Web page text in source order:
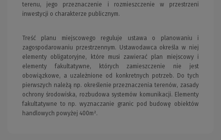
terenu, jego przeznaczenie i rozmieszczenie w przestrzeni
inwestycji o charakterze publicznym.
Treść planu miejscowego reguluje ustawa o planowaniu i
zagospodarowaniu przestrzennym. Ustawodawca określa w niej
elementy obligatoryjne, które musi zawierać plan miejscowy i
elementy fakultatywne, których zamieszczenie nie jest
obowiązkowe, a uzależnione od konkretnych potrzeb. Do tych
pierwszych należą np. określenie przeznaczenia terenów, zasady
ochrony środowiska, rozbudowa systemów komunikacji. Elementy
fakultatywne to np. wyznaczanie granic pod budowę obiektów
handlowych powyżej 400m².